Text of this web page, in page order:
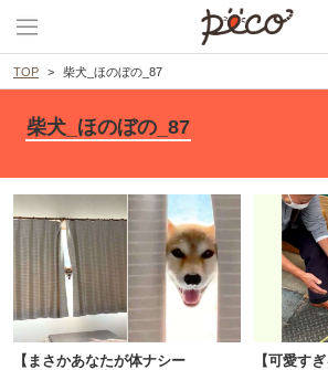
TOP 柴犬_ほのぼの_87
柴犬_ほのぼの_87
【まさかあなたが体ナシー
【可愛す
PECOアプリをダウンロード済
アプリで開く